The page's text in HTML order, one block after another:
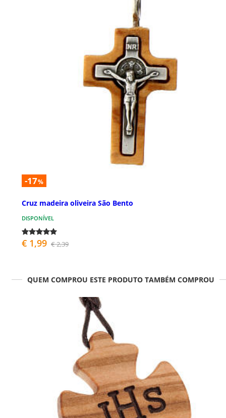
-17%
Cruz madeira oliveira São Bento
DISPONÍVEL
€ 1,99 € 2,39
QUEM COMPROU ESTE PRODUTO TAMBÉM COMPROU